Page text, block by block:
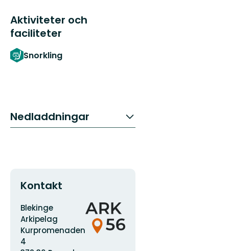
Aktiviteter och
faciliteter
Snorkling
Nedladdningar
Kontakt
Adress
Blekinge
Arkipelag
Kurpromenaden
4
Organisationens
logotyp